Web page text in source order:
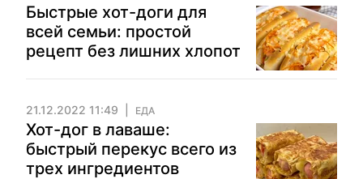
Быстрые хот-доги для
всей семьи: простой
рецепт без лишних хлопот
21.12.2022 11:49 ЕДА
Хот-дог в лаваше:
быстрый перекус всего из
трех ингредиентов